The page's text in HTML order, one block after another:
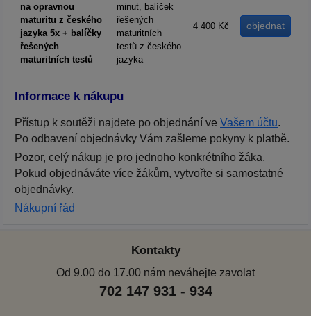
na opravnou
maturitu z českého
jazyka 5x + balíčky
řešených
maturitních testů
minut, balíček
řešených
maturitních
testů z českého
jazyka
4 400 Kč
Informace k nákupu
Přístup k soutěži najdete po objednání ve Vašem účtu.
Po odbavení objednávky Vám zašleme pokyny k platbě.
Pozor, celý nákup je pro jednoho konkrétního žáka.
Pokud objednáváte více žákům, vytvořte si samostatné
objednávky.
Nákupní řád
Kontakty
Od 9.00 do 17.00 nám neváhejte zavolat
702 147 931 - 934